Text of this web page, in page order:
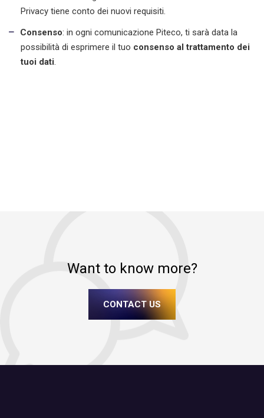
Privacy tiene conto dei nuovi requisiti.
Consenso: in ogni comunicazione Piteco, ti sarà data la
possibilità di esprimere il tuo consenso al trattamento dei
tuoi dati.
Want to know more?
CONTACT US